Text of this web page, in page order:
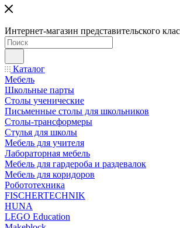
Интернет-магазин представительского
Каталог
Мебель
Школьные парты
Столы ученические
Письменные столы для школьников
Столы-трансформеры
Стулья для школы
Мебель для учителя
Лабораторная мебель
Мебель для гардероба и раздевалок
Мебель для коридоров
Робототехника
FISCHERTECHNIK
HUNA
LEGO Education